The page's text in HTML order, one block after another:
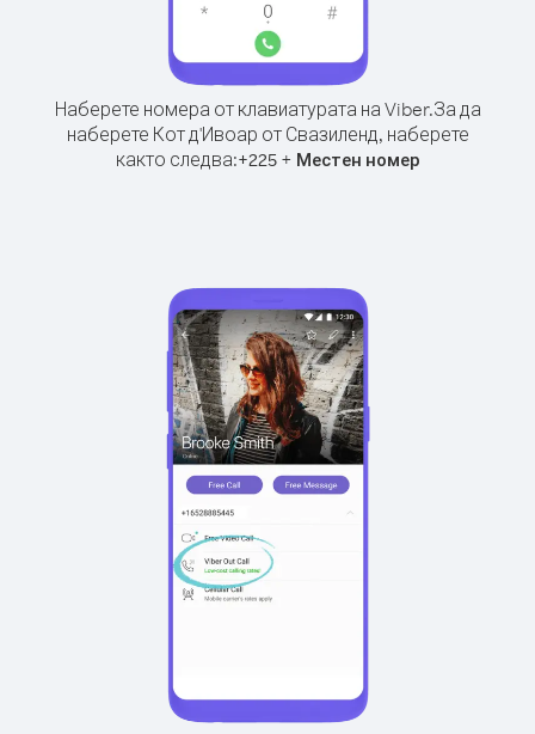
Наберете номера от клавиатурата на Viber.За да
наберете Кот д'Ивоар от Свазиленд, наберете
както следва:+225+ Местен номер